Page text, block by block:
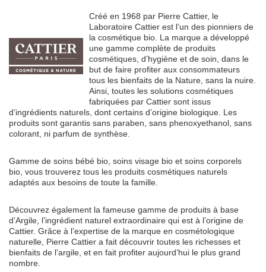
Créé en 1968 par Pierre Cattier, le
Laboratoire Cattier est l’un des pionniers de
la cosmétique bio. La marque a développé
une gamme complète de produits
cosmétiques, d’hygiène et de soin, dans le
but de faire profiter aux consommateurs
tous les bienfaits de la Nature, sans la nuire.
Ainsi, toutes les solutions cosmétiques
fabriquées par Cattier sont issus
d’ingrédients naturels, dont certains d’origine biologique. Les
produits sont garantis sans paraben, sans phenoxyethanol, sans
colorant, ni parfum de synthèse.
Gamme de soins bébé bio, soins visage bio et soins corporels
bio, vous trouverez tous les produits cosmétiques naturels
adaptés aux besoins de toute la famille.
Découvrez également la fameuse gamme de produits à base
d’Argile, l’ingrédient naturel extraordinaire qui est à l’origine de
Cattier. Grâce à l’expertise de la marque en cosmétologique
naturelle, Pierre Cattier a fait découvrir toutes les richesses et
bienfaits de l’argile, et en fait profiter aujourd’hui le plus grand
nombre.